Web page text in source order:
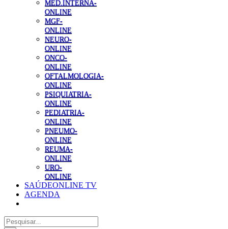
MED.INTERNA-
ONLINE
MGF-
ONLINE
NEURO-
ONLINE
ONCO-
ONLINE
OFTALMOLOGIA-
ONLINE
PSIQUIATRIA-
ONLINE
PEDIATRIA-
ONLINE
PNEUMO-
ONLINE
REUMA-
ONLINE
URO-
ONLINE
SAÚDEONLINE TV
AGENDA
Pesquisar